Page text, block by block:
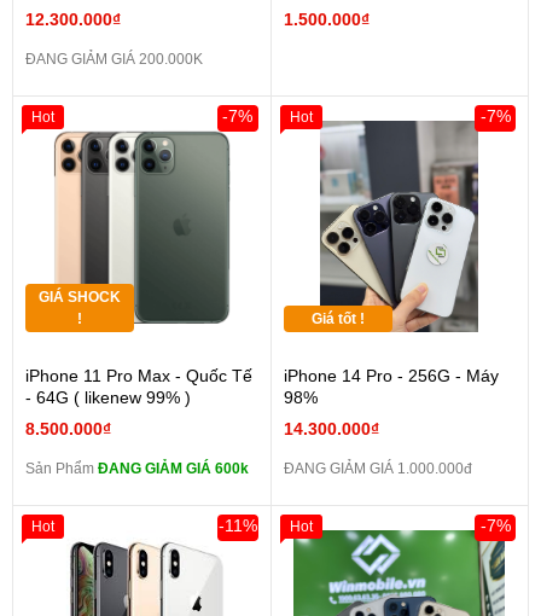
12.300.000₫
ĐANG GIẢM GIÁ 200.000K
1.500.000₫
GIÁ SHOCK
!
iPhone 11 Pro Max - Quốc Tế
- 64G ( likenew 99% )
8.500.000₫
-7%
Sản Phẩm ĐANG GIẢM GIÁ 600k
Hot
Giá tốt !
iPhone 14 Pro - 256G - Máy
98%
14.300.000₫
-7%
ĐANG GIẢM GIÁ 1.000.000đ
Hot
-11%
Hot -7%
Hot